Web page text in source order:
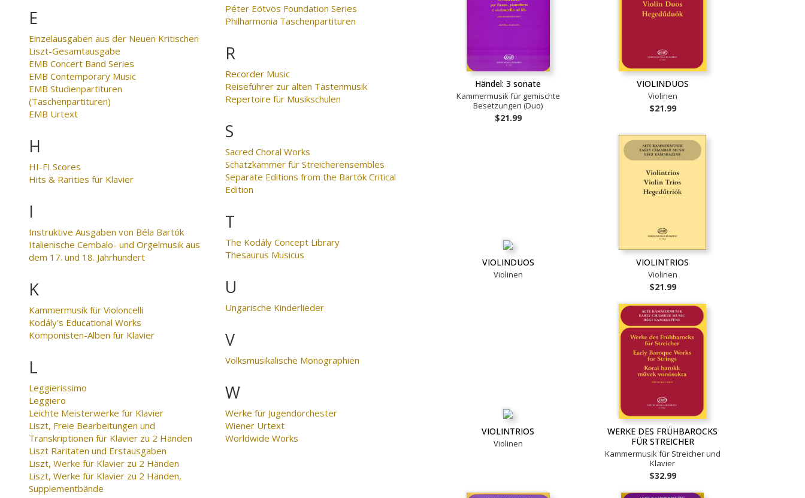
E
Einzelausgaben aus der Neuen Kritischen
Liszt-Gesamtausgabe
EMB Concert Band Series
EMB Contemporary Music
EMB Studienpartituren
(Taschenpartituren)
EMB Urtext
H
HI-FI Scores
Hits & Rarities für Klavier
I
Instruktive Ausgaben von Béla Bartók
Italienische Cembalo- und Orgelmusik aus
dem 17. und 18. Jahrhundert
K
Kammermusik für Violoncelli
Kodály's Educational Works
Komponisten-Alben für Klavier
L
Leggierissimo
Leggiero
Leichte Meisterwerke für Klavier
Liszt, Freie Bearbeitungen und
Transkriptionen für Klavier zu 2 Händen
Liszt Raritaten und Erstausgaben
Liszt, Werke für Klavier zu 2 Händen
Liszt, Werke für Klavier zu 2 Händen,
Supplementbände
Péter Eötvös Foundation Series
Philharmonia Taschenpartituren
R
Recorder Music
Reiseführer zur alten Tastenmusik
Repertoire für Musikschulen
S
Sacred Choral Works
Schatzkammer für Streicherensembles
Separate Editions from the Bartók Critical
Edition
T
The Kodály Concept Library
Thesaurus Musicus
U
Ungarische Kinderlieder
V
Volksmusikalische Monographien
W
Werke für Jugendorchester
Wiener Urtext
Worldwide Works
Händel: 3 sonate
Kammermusik für gemischte
Besetzungen (Duo)
$21.99
VIOLINDUOS
Violinen
$21.99
VIOLINDUOS
Violinen
VIOLINTRIOS
Violinen
$21.99
VIOLINTRIOS
Violinen
WERKE DES FRÜHBAROCKS
FÜR STREICHER
Kammermusik für Streicher und
Klavier
$32.99